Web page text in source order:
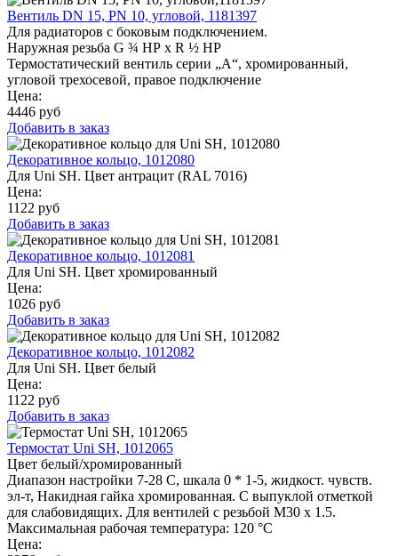
Вентиль DN 15, PN 10, угловой, 1181397
Для радиаторов с боковым подключением.
Наружная резьба G ¾ НР x R ½ НР
Термостатический вентиль серии „A“, хромированный,
угловой трехосевой, правое подключение
Цена:
4446 руб
Добавить в заказ
Декоративное кольцо, 1012080
Для Uni SH. Цвет антрацит (RAL 7016)
Цена:
1122 руб
Добавить в заказ
Декоративное кольцо, 1012081
Для Uni SH. Цвет хромированный
Цена:
1026 руб
Добавить в заказ
Декоративное кольцо, 1012082
Для Uni SH. Цвет белый
Цена:
1122 руб
Добавить в заказ
Термостат Uni SH, 1012065
Цвет белый/хромированный
Диапазон настройки 7-28 C, шкала 0 * 1-5, жидкост. чувств.
эл-т, Накидная гайка хромированная. С выпуклой отметкой
для слабовидящих. Для вентилей с резьбой M30 x 1.5.
Максимальная рабочая температура: 120 °C
Цена: